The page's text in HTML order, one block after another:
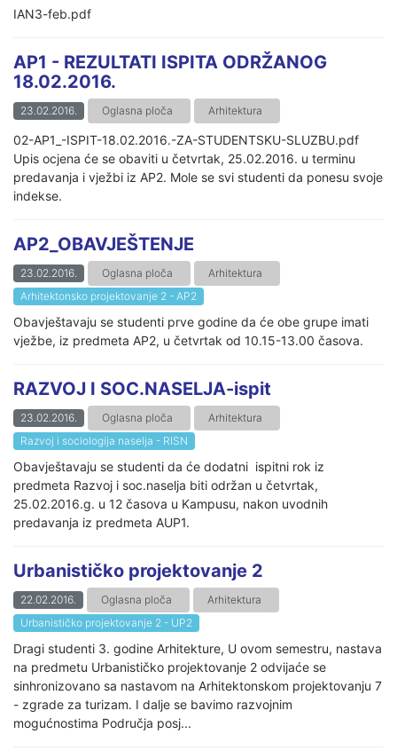
IAN3-feb.pdf
AP1 - REZULTATI ISPITA ODRŽANOG
18.02.2016.
23.02.2016. Oglasna ploča Arhitektura
02-AP1_-ISPIT-18.02.2016.-ZA-STUDENTSKU-SLUZBU.pdf
Upis ocjena će se obaviti u četvrtak, 25.02.2016. u terminu
predavanja i vježbi iz AP2. Mole se svi studenti da ponesu svoje
indekse.
AP2_OBAVJEŠTENJE
23.02.2016. Oglasna ploča
Arhitektura
Arhitektonsko projektovanje 2 - AP2
Obavještavaju se studenti prve godine da će obe grupe imati
vježbe, iz predmeta AP2, u četvrtak od 10.15-13.00 časova.
RAZVOJ I SOC.NASELJA-ispit
23.02.2016. Oglasna ploča
Arhitektura
Razvoj i sociologija naselja - RISN
Obavještavaju se studenti da će dodatni ispitni rok iz
predmeta Razvoj i soc.naselja biti održan u četvrtak,
25.02.2016.g. u 12 časova u Kampusu, nakon uvodnih
predavanja iz predmeta AUP1.
Urbanističko projektovanje 2
22.02.2016. Oglasna ploča
Arhitektura
Urbanističko projektovanje 2 - UP2
Dragi studenti 3. godine Arhitekture, U ovom semestru, nastava
na predmetu Urbanističko projektovanje 2 odvijaće se
sinhronizovano sa nastavom na Arhitektonskom projektovanju 7
- zgrade za turizam. I dalje se bavimo razvojnim
mogućnostima Područja posj...